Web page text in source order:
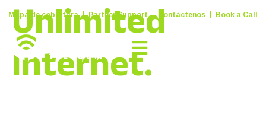
Mapa de cobertura Partner Support Contáctenos Book a Call
Unlimited
Internet.